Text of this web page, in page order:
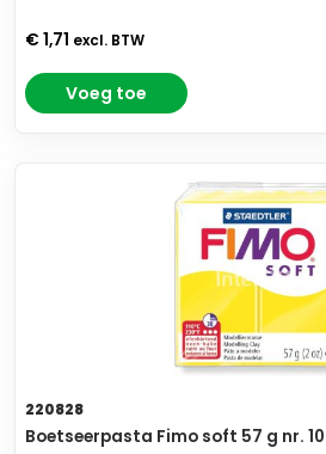
€ 1,71 excl. BTW
Voeg toe
220828
Boetseerpasta Fimo soft 57 g nr.